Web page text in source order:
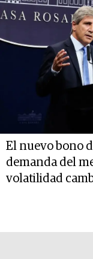
El nuevo bono
demanda del
volatilidad